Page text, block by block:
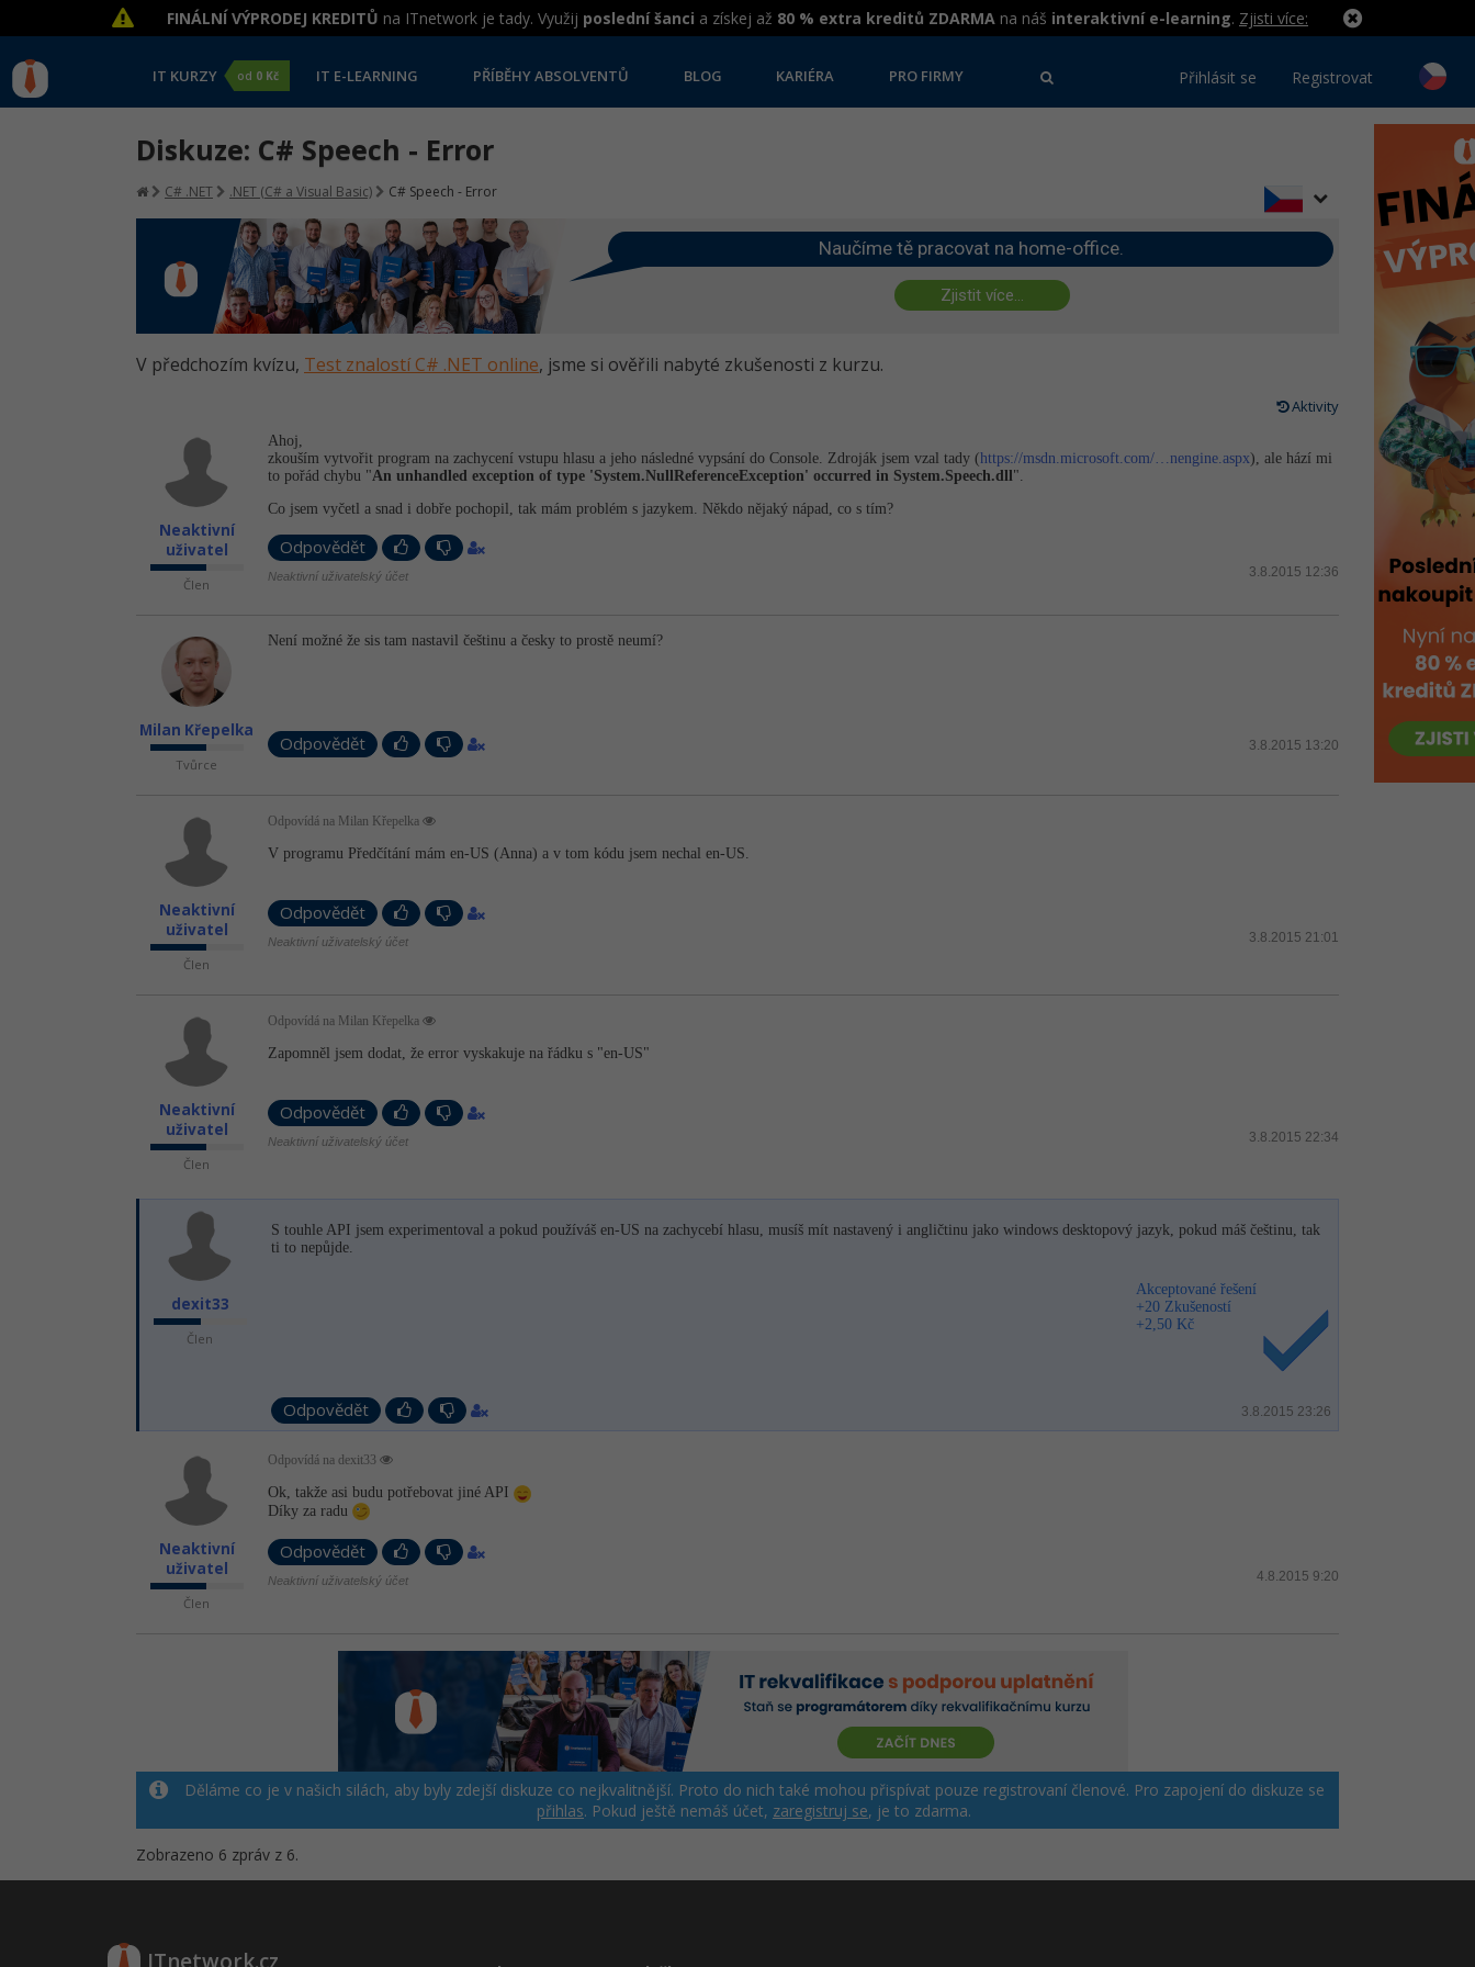
FINÁLNÍ VÝPRODEJ KREDITŮ na ITnetwork je tady. Využij poslední šanci a získej až 80 % extra kreditů ZDARMA na náš interaktivní e-learning. Zjisti více:
IT KURZY od 0 Kč IT E-LEARNING PŘÍBĚHY ABSOLVENTŮ BLOG KARIÉRA PRO FIRMY Přihlásit se Registrovat
Diskuze: C# Speech - Error
C# .NET .NET (C# a Visual Basic) C# Speech - Error
Naučíme tě pracovat na home-office.
Zjistit více...
V předchozím kvízu, Test znalostí C# .NET online, jsme si ověřili nabyté zkušenosti z kurzu.
Aktivity
Neaktivní
uživatel
Člen
Ahoj,
zkouším vytvořit program na zachycení vstupu hlasu a jeho následné vypsání do Console. Zdroják jsem vzal tady (https://msdn.microsoft.com/…nengine.aspx), ale hází mi
to pořád chybu "An unhandled exception of type 'System.NullRe­ferenceExcepti­on' occurred in System.Speech­.dll".
Co jsem vyčetl a snad i dobře pochopil, tak mám problém s jazykem. Někdo nějaký nápad, co s tím?
Odpovědět
3.8.2015 12:36
Neaktivní uživatelský účet
Milan Křepelka
Tvůrce
Není možné že sis tam nastavil češtinu a česky to prostě neumí?
Odpovědět 3.8.2015 13:20
Neaktivní
uživatel
Člen
Odpovídá na Milan Křepelka
V programu Předčítání mám en-US (Anna) a v tom kódu jsem nechal en-US.
Odpovědět
3.8.2015 21:01
Neaktivní uživatelský účet
Neaktivní
uživatel
Člen
Odpovídá na Milan Křepelka
Zapomněl jsem dodat, že error vyskakuje na řádku s "en-US"
Odpovědět
3.8.2015 22:34
Neaktivní uživatelský účet
dexit33
Člen
S touhle API jsem experimentoval a pokud používáš en-US na zachycebí hlasu, musíš mít nastavený i angličtinu jako windows desktopový jazyk, pokud máš češtinu, tak
ti to nepůjde.
Akceptované řešení
+20 Zkušeností
+2,50 Kč
Odpovědět 3.8.2015 23:26
Neaktivní
uživatel
Člen
Odpovídá na dexit33
Ok, takže asi budu potřebovat jiné API
Díky za radu
Odpovědět
4.8.2015 9:20
Neaktivní uživatelský účet
Děláme co je v našich silách, aby byly zdejší diskuze co nejkvalitnější. Proto do nich také mohou přispívat pouze registrovaní členové. Pro zapojení do diskuze se
přihlas. Pokud ještě nemáš účet, zaregistruj se, je to zdarma.
Zobrazeno 6 zpráv z 6.
ITnetwork.cz